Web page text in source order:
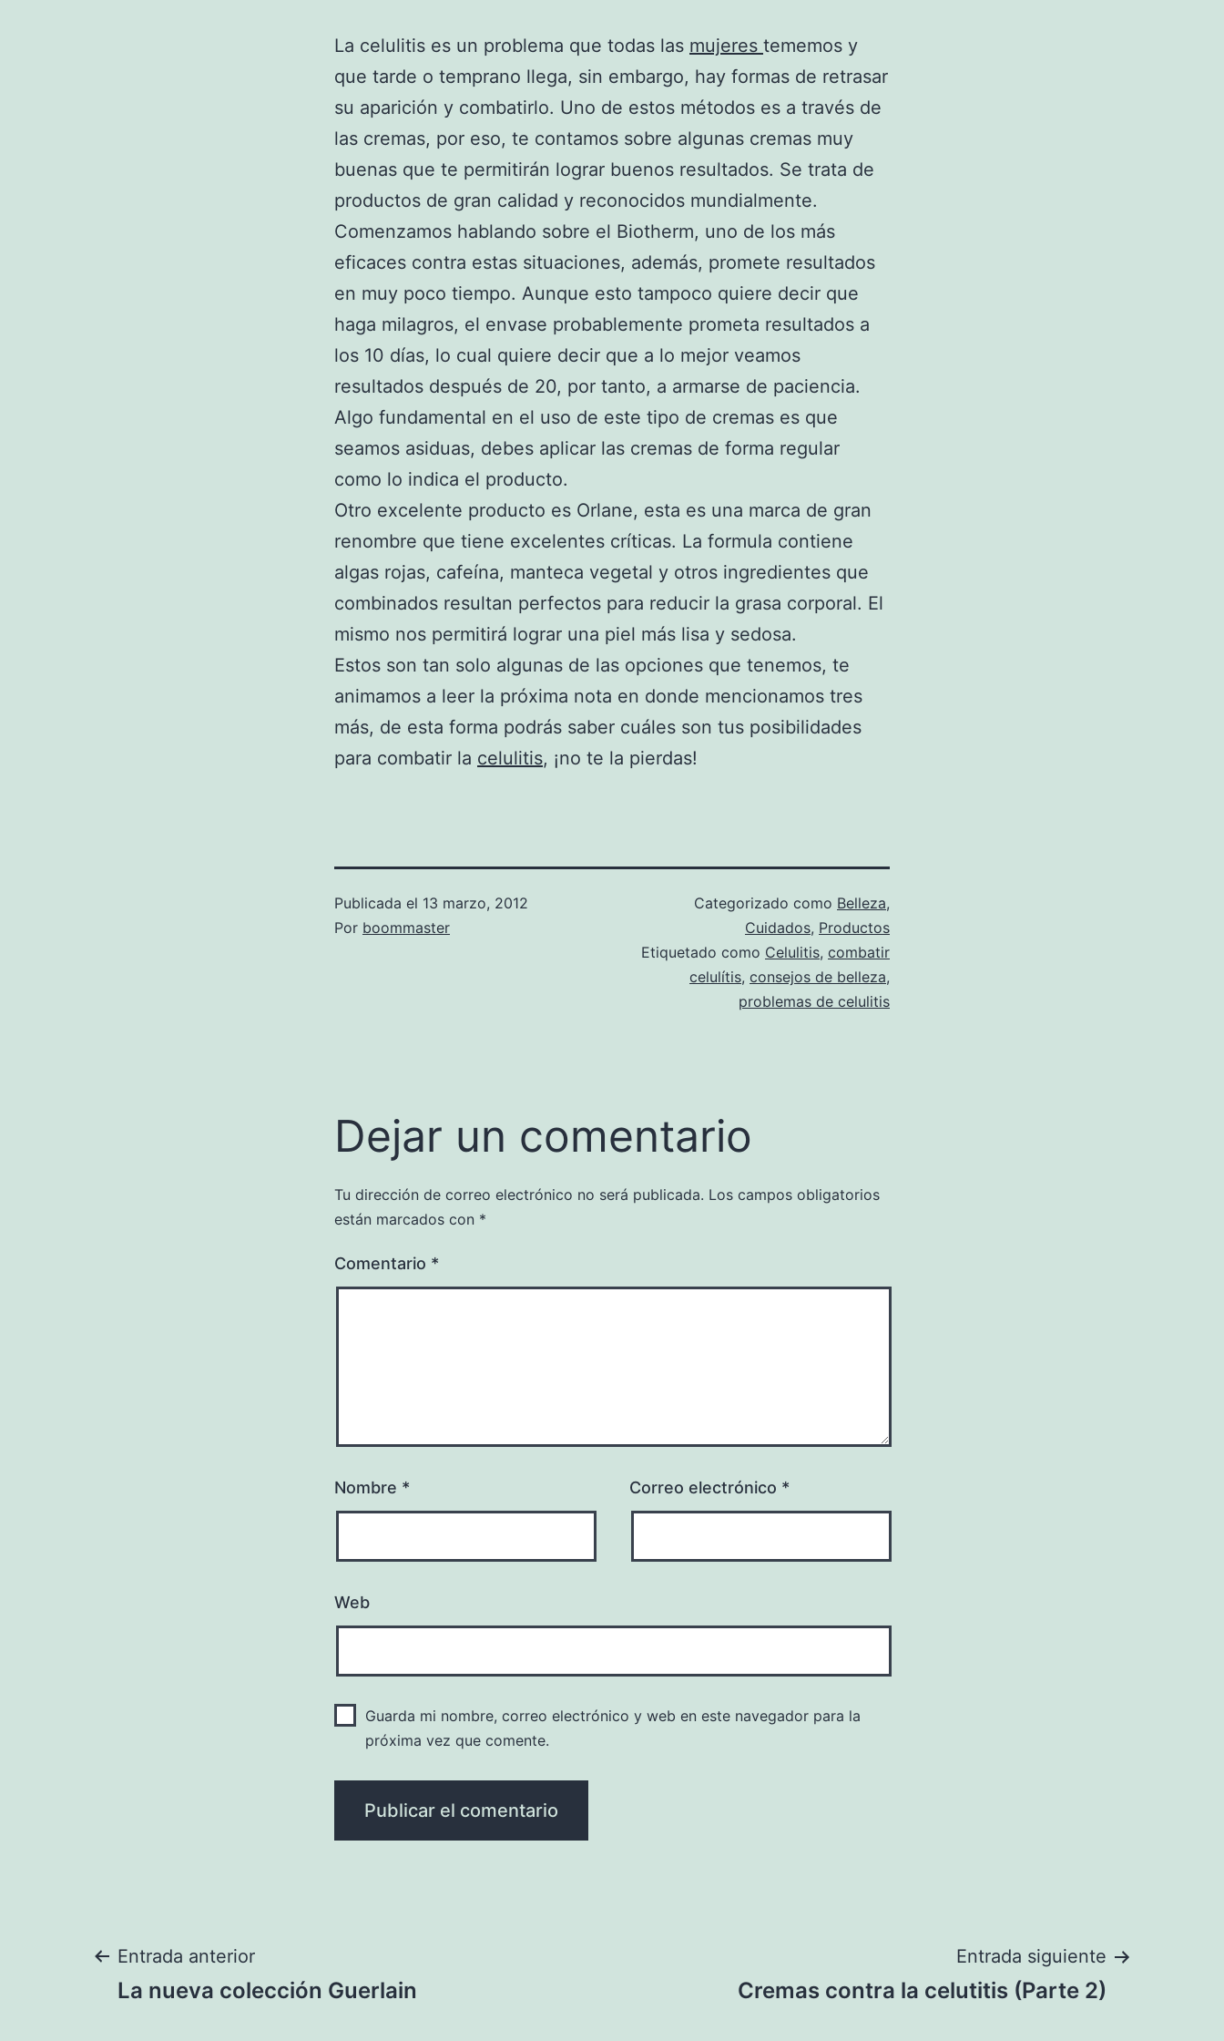
La celulitis es un problema que todas las mujeres tememos y
que tarde o temprano llega, sin embargo, hay formas de retrasar
su aparición y combatirlo. Uno de estos métodos es a través de
las cremas, por eso, te contamos sobre algunas cremas muy
buenas que te permitirán lograr buenos resultados. Se trata de
productos de gran calidad y reconocidos mundialmente.
Comenzamos hablando sobre el Biotherm, uno de los más
eficaces contra estas situaciones, además, promete resultados
en muy poco tiempo. Aunque esto tampoco quiere decir que
haga milagros, el envase probablemente prometa resultados a
los 10 días, lo cual quiere decir que a lo mejor veamos
resultados después de 20, por tanto, a armarse de paciencia.
Algo fundamental en el uso de este tipo de cremas es que
seamos asiduas, debes aplicar las cremas de forma regular
como lo indica el producto.
Otro excelente producto es Orlane, esta es una marca de gran
renombre que tiene excelentes críticas. La formula contiene
algas rojas, cafeína, manteca vegetal y otros ingredientes que
combinados resultan perfectos para reducir la grasa corporal. El
mismo nos permitirá lograr una piel más lisa y sedosa.
Estos son tan solo algunas de las opciones que tenemos, te
animamos a leer la próxima nota en donde mencionamos tres
más, de esta forma podrás saber cuáles son tus posibilidades
para combatir la celulitis, ¡no te la pierdas!
Publicada el 13 marzo, 2012
Por boommaster
Categorizado como Belleza,
Cuidados, Productos
Etiquetado como Celulitis, combatir
celulítis, consejos de belleza,
problemas de celulitis
Dejar un comentario
Tu dirección de correo electrónico no será publicada. Los campos obligatorios
están marcados con *
Comentario *
Nombre * Correo electrónico *
Web
Guarda mi nombre, correo electrónico y web en este navegador para la
próxima vez que comente.
Navegación
Entrada anterior
La nueva colección Guerlain
Entrada siguiente
Cremas contra la celutitis (Parte 2)